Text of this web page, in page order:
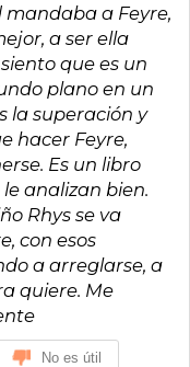
mandaba a Feyre,
a ser ella
que es un
plano en un
la superación y
hacer Feyre,
Es un libro
analizan bien.
Rhys se va
con esos
a arreglarse, a
quiere. Me
No es útil